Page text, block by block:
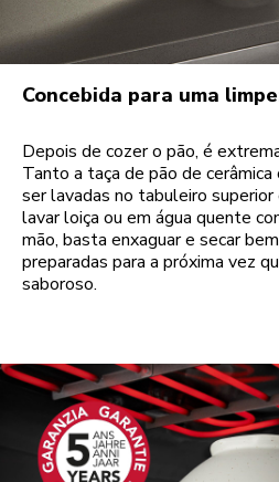
Concebida para uma
Depois de cozer o pão, é
Tanto a taça de pão de
ser lavadas no tabuleiro superior
lavar loiça ou em água quente
mão, basta enxaguar e secar
preparadas para a próxima vez
saboroso.